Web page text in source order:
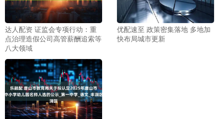
达人配资 证监会专项行动：重
点治理造假公司高管薪酬追索等
八大领域
优配速至 政策密集落地 多地加
快布局城市更新